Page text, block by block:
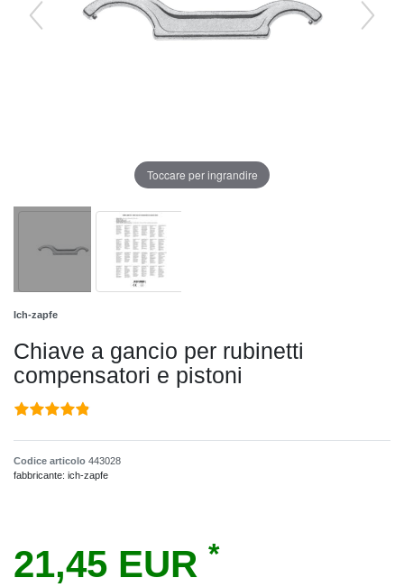
Toccare per ingrandire
Ich-zapfe
Chiave a gancio per rubinetti
compensatori e pistoni
Codice articolo 443028
fabbricante: ich-zapfe
21,45 EUR *